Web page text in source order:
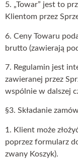
5. „Towar” jest to
Klientom przez
6. Ceny Towaru
brutto (zawierają
7. Regulamin jest
zawieranej przez
wspólnie w dalszej
§3. Składanie
1. Klient może
poprzez formularz
zwany Koszyk).